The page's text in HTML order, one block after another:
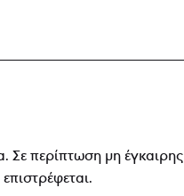
Σε περίπτωση μη έγκαιρης